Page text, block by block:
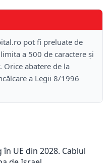
pot fi preluate de
a 500 de caractere și
Orice abatere de la
a Legii 8/1996
UE din 2028. Cablul